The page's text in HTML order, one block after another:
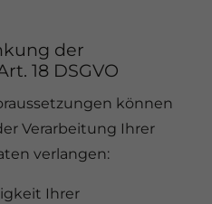
der
18 DSGVO
können
Verarbeitung Ihrer
verlangen:
Ihrer